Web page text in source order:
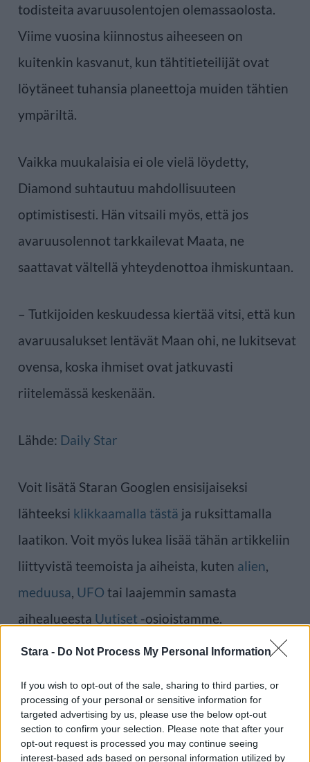
Stara - Do Not Process My Personal Information
If you wish to opt-out of the sale, sharing to third parties, or
processing of your personal or sensitive information for
targeted advertising by us, please use the below opt-out
section to confirm your selection. Please note that after your
opt-out request is processed you may continue seeing
interest-based ads based on personal information utilized by
todisteita avaruusolentojen olemassaolosta.
Viime vuosina kiinnostus aiheeseen on
kuitenkin kasvanut, kun tähtitieteilijät ovat
löytäneet tuhansia planeettoja muiden tähtien
ympäriltä.
Vaikka muukalaisia ei ole vielä löydetty,
Diamond suhtautuu mahdollisuuteen
optimistisesti. Hän vitsaili myös, että jos
avaruusolennot tarkkailevat Maata, ne
saattavat vältellä yhteydenottoa ihmiskuntaan.
– Tutkijoiden keskuudessa kiertää vitsi, että kun
avaruusalukset lentävät Maan ohi, ne lukitsevat
ovensa, koska ihmiset ovat jatkuvasti
riitelemässä keskenään.
Lähde: Daily Star
Voit lisätä Staran Googlen ensisijaiseksi
lähteeksi klikkaamalla tästä ja ruksittamalla
laatikon. Voit myös lukea lisää tähän artikkeliin
liittyvistä teemoista ja aiheista, kuten alien,
meduusa, UFO tai laajemmin samasta
aihealueesta Uutiset -osioistamme.
·Toimitusperiaatteet